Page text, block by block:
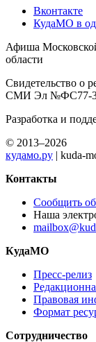
Вконтакте
КудаМО в
Афиша
области
Свидетельство о
СМИ Эл №ФС77-
Разработка и
© 2013–2026
кудамо.ру | kuda-
Контакты
Сообщить
Наша
КудаМО
Пресс-релиз
Правовая
Формат
Сотрудничество